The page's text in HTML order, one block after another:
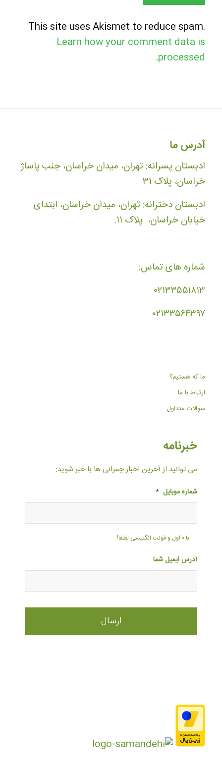
This site uses Akismet to reduce spam.
Learn how your comment data is
processed
.
آدرس ما
ادبستان پسرانه: تهران، میدان خراسان، جنب پاساژ
خراسان، پلاک ۳۱
ادبستان دخترانه: تهران، میدان خراسان، ابتدای
خیابان خراسان، پلاک ۱۱.
شماره های تماس:
۰۲۱۳۳۵۵۱۸۱۳
۰۲۱۳۳۵۶۴۳۹۷
ما که هستیم؟
ارتباط با ما
سوالات متداول
خبرنامه
می توانید از آخرین اخبار چمرانی ها با خبر شوید:
شماره موبایل *
با ۰ اول و فونت انگلیسی لطفا!
آدرس ایمیل شما